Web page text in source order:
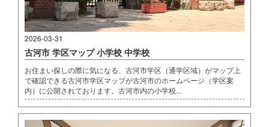
2026-03-31
古河市 学区マップ 小学校 中学校
お住まい探しの際に気になる、古河市学区（通学区域）がマップ上
で確認できる古河市学区マップが古河市のホームページ（学区案
内）に公開されております。古河市内の小学校...